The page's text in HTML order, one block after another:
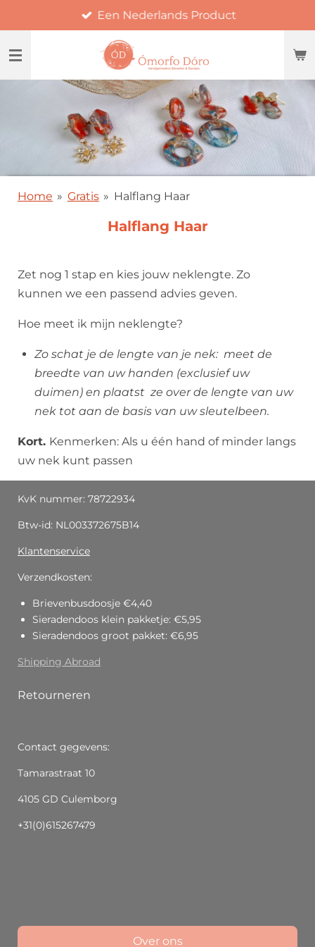
naar
Een Nederlands Product
Home » Gratis » Halflang Haar
Halflang Haar
Zet nog 1 stap en kies jouw neklengte. Zo
kunnen we een passend advies geven.
Hoe meet ik mijn neklengte?
Zo schat je de lengte van je nek: meet de
breedte van uw handen (exclusief uw
duimen) en plaatst ze over de lengte van uw
nek tot aan de basis van uw sleutelbeen.
Kort. Kenmerken: Als u één hand of minder langs
uw nek kunt passen
KvK nummer: 78722934
Btw-id: NL003372675B14
Klantenservice
Verzendkosten:
Brievenbusdoosje €4,40
Sieradendoos klein pakketje: €5,95
Sieradendoos groot pakket: €6,95
Shipping Abroad
Retourneren
Contact gegevens:
Tamarastraat 10
4105 GD Culemborg
+31(0)615267479
Over ons